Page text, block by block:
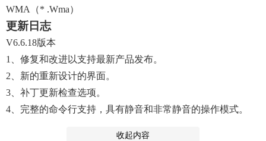
WMA（* .wma）
更新日志
V6.6.18版本
1、修复和改进以支持最新产品发布。
2、新的重新设计的界面。
3、补丁更新检查选项。
4、完整的命令行支持，具有静音和非常静音的操作模式。
收起内容